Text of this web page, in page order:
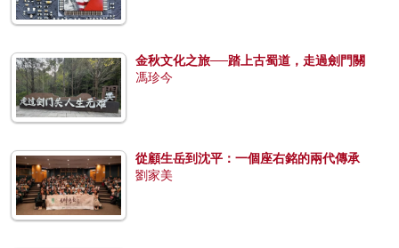
金秋文化之旅──踏上古蜀道，走過劍門關
馮珍今
從顧生岳到沈平：一個座右銘的兩代傳承
劉家美